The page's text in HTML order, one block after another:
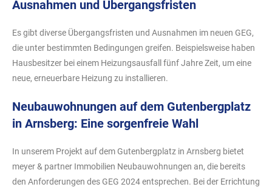
Ausnahmen und Übergangsfristen
Es gibt diverse Übergangsfristen und Ausnahmen im neuen GEG,
die unter bestimmten Bedingungen greifen. Beispielsweise haben
Hausbesitzer bei einem Heizungsausfall fünf Jahre Zeit, um eine
neue, erneuerbare Heizung zu installieren.
Neubauwohnungen auf dem Gutenbergplatz
in Arnsberg: Eine sorgenfreie Wahl
In unserem Projekt auf dem Gutenbergplatz in Arnsberg bietet
meyer & partner Immobilien Neubauwohnungen an, die bereits
den Anforderungen des GEG 2024 entsprechen. Bei der Errichtung